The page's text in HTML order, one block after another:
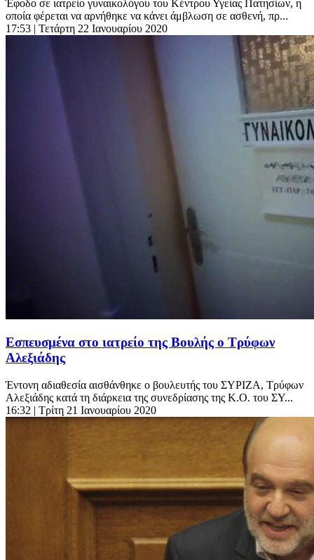
Έφοδο σε ιατρείο γυναικολόγου του Κέντρου Υγείας Πατησίων, η
οποία φέρεται να αρνήθηκε να κάνει άμβλωση σε ασθενή, πρ...
17:53 | Τετάρτη 22 Ιανουαρίου 2020
Εσπευσμένα στο ιατρείο της Βουλής ο Τρύφων
Αλεξιάδης
Έντονη αδιαθεσία αισθάνθηκε ο βουλευτής του ΣΥΡΙΖΑ, Τρύφων
Αλεξιάδης κατά τη διάρκεια της συνεδρίασης της Κ.Ο. του ΣΥ...
16:32 | Τρίτη 21 Ιανουαρίου 2020